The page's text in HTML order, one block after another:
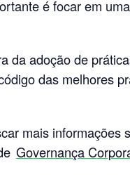
é focar em
da adoção de
das melhores
mais informações
Governança